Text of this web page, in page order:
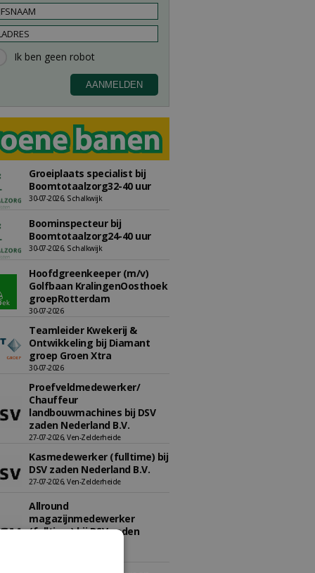
Groeiplaats specialist bij
Boomtotaalzorg32-40 uur
30-07-2026, Schalkwijk
Boominspecteur bij
Boomtotaalzorg24-40 uur
30-07-2026, Schalkwijk
Hoofdgreenkeeper (m/v)
Golfbaan KralingenOosthoek
groepRotterdam
30-07-2026
Teamleider Kwekerij &
Ontwikkeling bij Diamant
groep Groen Xtra
30-07-2026
Proefveldmedewerker/
Chauffeur
landbouwmachines bij DSV
zaden Nederland B.V.
27-07-2026, Ven-Zelderheide
Kasmedewerker (fulltime) bij
DSV zaden Nederland B.V.
27-07-2026, Ven-Zelderheide
Allround
magazijnmedewerker
(fulltime) bij DSV zaden